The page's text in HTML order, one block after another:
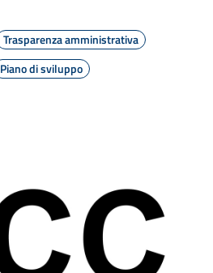
Trasparenza amministrativa
Piano di sviluppo